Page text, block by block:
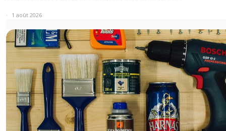
1 août 2026